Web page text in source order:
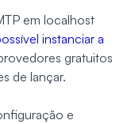
em localhost
instanciar a
gratuitos
de lançar.
e